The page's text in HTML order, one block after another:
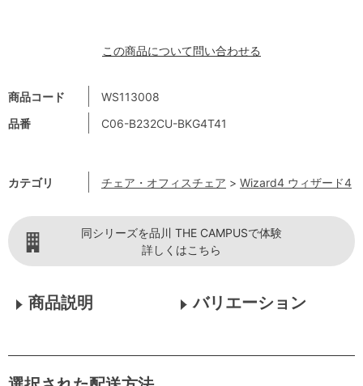
商品コード
WS113008
品番
C06-B232CU-BKG4T41
カテゴリ チェア・オフィスチェア > Wizard4 ウィザード4
この商品について問い合わせる
同シリーズを品川 THE CAMPUSで体験
詳しくはこちら
商品説明 バリエーション